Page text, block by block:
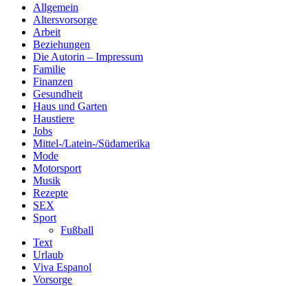
Allgemein
Altersvorsorge
Arbeit
Beziehungen
Die Autorin – Impressum
Familie
Finanzen
Gesundheit
Haus und Garten
Haustiere
Jobs
Mittel-/Latein-/Südamerika
Mode
Motorsport
Musik
Rezepte
SEX
Sport
Fußball
Text
Urlaub
Viva Espanol
Vorsorge